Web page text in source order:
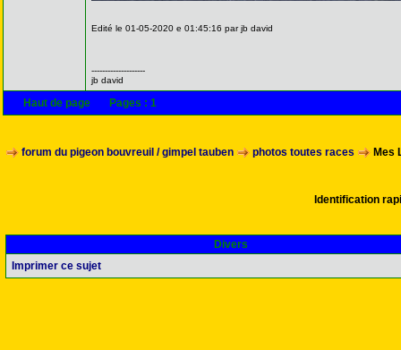
Edité le 01-05-2020 e 01:45:16 par jb david
--------------------
jb david
Haut de page Pages : 1
forum du pigeon bouvreuil / gimpel tauben photos toutes races Mes
Identification
Divers
Imprimer ce sujet